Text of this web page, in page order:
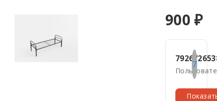
900₽
7